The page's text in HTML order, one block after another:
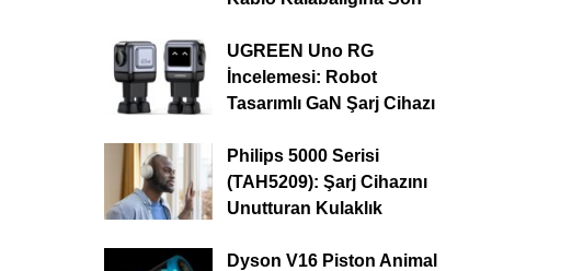
UGREEN Uno RG
İncelemesi: Robot
Tasarımlı GaN Şarj Cihazı
Philips 5000 Serisi
(TAH5209): Şarj Cihazını
Unutturan Kulaklık
Dyson V16 Piston Animal